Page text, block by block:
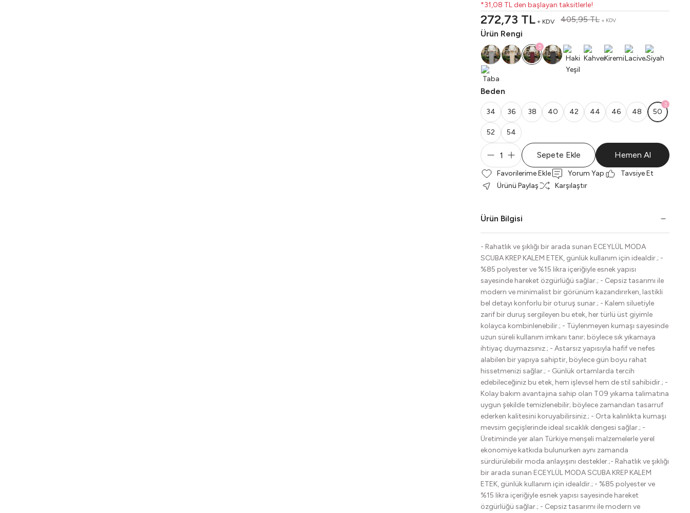
*31,08 TL den başlayan taksitlerle!
272,73 TL + KDV 405,95 TL + KDV
Ürün Rengi
Beden
34 36 38 40 42 44 46 48 50
52 54
Sepete Ekle Hemen Al
Yorum Yap
Tavsiye Et
Ürünü Paylaş
Karşılaştır
Ürün Bilgisi
- Rahatlık ve şıklığı bir arada sunan ECEYLÜL MODA
SCUBA KREP KALEM ETEK, günlük kullanım için idealdir.; -
%85 polyester ve %15 likra içeriğiyle esnek yapısı
sayesinde hareket özgürlüğü sağlar.; - Cepsiz tasarımı ile
modern ve minimalist bir görünüm kazandırırken, lastikli
bel detayı konforlu bir oturuş sunar.; - Kalem siluetiyle
zarif bir duruş sergileyen bu etek, her türlü üst giyimle
kolayca kombinlenebilir.; - Tüylenmeyen kumaşı sayesinde
uzun süreli kullanım imkanı tanır; böylece sık yıkamaya
ihtiyaç duymazsınız.; - Astarsız yapısıyla hafif ve nefes
alabilen bir yapıya sahiptir, böylece gün boyu rahat
hissetmenizi sağlar.; - Günlük ortamlarda tercih
edebileceğiniz bu etek, hem işlevsel hem de stil sahibidir.; -
Kolay bakım avantajına sahip olan T09 yıkama talimatına
uygun şekilde temizlenebilir; böylece zamandan tasarruf
ederken kalitesini koruyabilirsiniz.; - Orta kalınlıkta kumaşı
mevsim geçişlerinde ideal sıcaklık dengesi sağlar.; -
Üretiminde yer alan Türkiye menşeli malzemelerle yerel
ekonomiye katkıda bulunurken aynı zamanda
sürdürülebilir moda anlayışını destekler.;- Rahatlık ve şıklığı
bir arada sunan ECEYLÜL MODA SCUBA KREP KALEM
ETEK, günlük kullanım için idealdir.; - %85 polyester ve
%15 likra içeriğiyle esnek yapısı sayesinde hareket
özgürlüğü sağlar.; - Cepsiz tasarımı ile modern ve